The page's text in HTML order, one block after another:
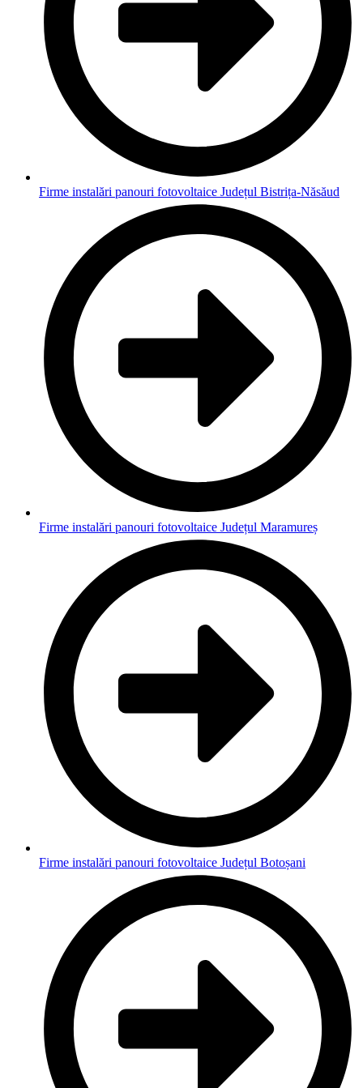
Firme instalări panouri fotovoltaice Județul Bistrița-Năsăud
Firme instalări panouri fotovoltaice Județul Maramureș
Firme instalări panouri fotovoltaice Județul Botoșani